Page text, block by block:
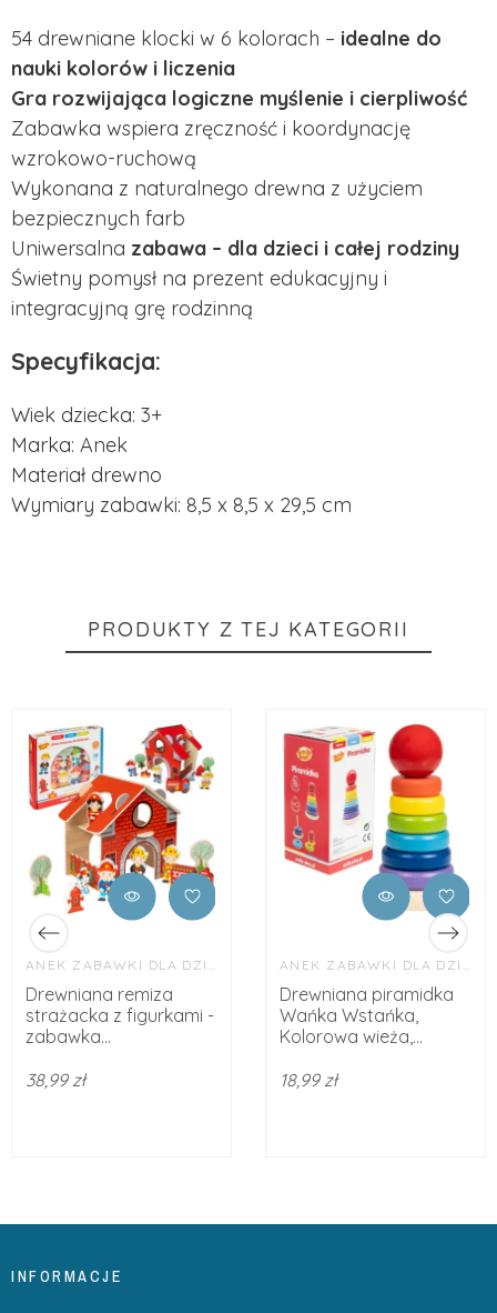
54 drewniane klocki w 6 kolorach – idealne do
nauki kolorów i liczenia
Gra rozwijająca logiczne myślenie i cierpliwość
Zabawka wspiera zręczność i koordynację
wzrokowo-ruchową
Wykonana z naturalnego drewna z użyciem
bezpiecznych farb
Uniwersalna zabawa – dla dzieci i całej rodziny
Świetny pomysł na prezent edukacyjny i
integracyjną grę rodzinną
Specyfikacja:
Wiek dziecka: 3+
Marka: Anek
Materiał drewno
Wymiary zabawki: 8,5 x 8,5 x 29,5 cm
PRODUKTY Z TEJ KATEGORII
ANEK ZABAWKI DLA DZIECI
Drewniana remiza
strażacka z figurkami -
zabawka...
38,99 zł
ANEK ZABAWKI DLA DZIECI
Drewniana piramidka
Wańka Wstańka,
Kolorowa wieża,...
18,99 zł
INFORMACJE